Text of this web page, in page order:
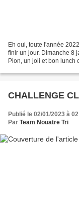
Eh oui, toute l'année
finir un jour. Dimanche 8
Pion, un joli et bon lunch
CHALLENGE
Publié le 02/01/2023 à
Par Team Nouatre Tri